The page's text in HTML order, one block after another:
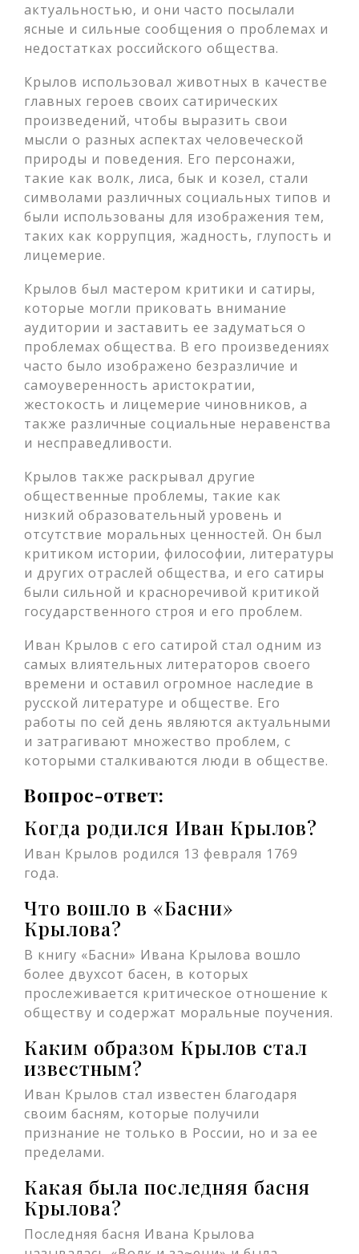
актуальностью, и они часто посылали
ясные и сильные сообщения о проблемах и
недостатках российского общества.
Крылов использовал животных в качестве
главных героев своих сатирических
произведений, чтобы выразить свои
мысли о разных аспектах человеческой
природы и поведения. Его персонажи,
такие как волк, лиса, бык и козел, стали
символами различных социальных типов и
были использованы для изображения тем,
таких как коррупция, жадность, глупость и
лицемерие.
Крылов был мастером критики и сатиры,
которые могли приковать внимание
аудитории и заставить ее задуматься о
проблемах общества. В его произведениях
часто было изображено безразличие и
самоуверенность аристократии,
жестокость и лицемерие чиновников, а
также различные социальные неравенства
и несправедливости.
Крылов также раскрывал другие
общественные проблемы, такие как
низкий образовательный уровень и
отсутствие моральных ценностей. Он был
критиком истории, философии, литературы
и других отраслей общества, и его сатиры
были сильной и красноречивой критикой
государственного строя и его проблем.
Иван Крылов с его сатирой стал одним из
самых влиятельных литераторов своего
времени и оставил огромное наследие в
русской литературе и обществе. Его
работы по сей день являются актуальными
и затрагивают множество проблем, с
которыми сталкиваются люди в обществе.
Вопрос-ответ:
Когда родился Иван Крылов?
Иван Крылов родился 13 февраля 1769
года.
Что вошло в «Басни»
Крылова?
В книгу «Басни» Ивана Крылова вошло
более двухсот басен, в которых
прослеживается критическое отношение к
обществу и содержат моральные поучения.
Каким образом Крылов стал
известным?
Иван Крылов стал известен благодаря
своим басням, которые получили
признание не только в России, но и за ее
пределами.
Какая была последняя басня
Крылова?
Последняя басня Ивана Крылова